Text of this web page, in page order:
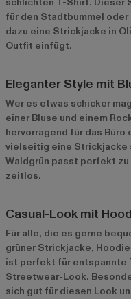
für den Stadtbummel oder
dazu eine Strickjacke in
Outfit einfügt.
Eleganter Style mit
Wer es etwas schicker
einer Bluse und einem
hervorragend für das
vielseitig eine Strickjacke
Waldgrün passt perfekt
zeitlos.
Casual-Look mit
Für alle, die es gerne
grüner Strickjacke,
ist perfekt für entspannte
Streetwear-Look.
sich gut für diesen Look